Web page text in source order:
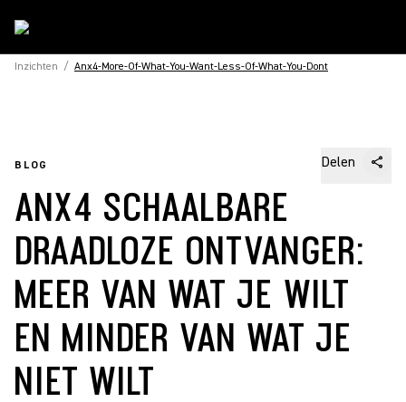
Inzichten / Anx4-More-Of-What-You-Want-Less-Of-What-You-Dont
BLOG Delen
ANX4 SCHAALBARE
DRAADLOZE ONTVANGER:
MEER VAN WAT JE WILT
EN MINDER VAN WAT JE
NIET WILT